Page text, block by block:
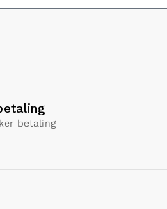
betaling